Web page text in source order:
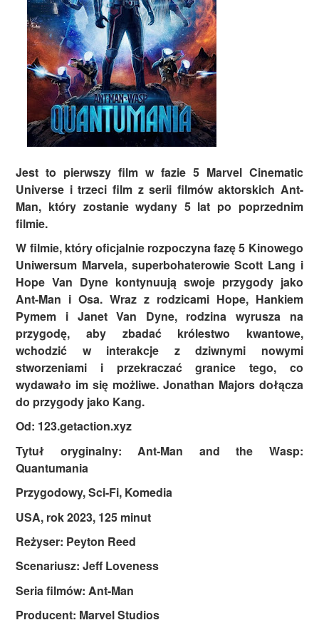
Jest to pierwszy film w fazie 5 Marvel Cinematic
Universe i trzeci film z serii filmów aktorskich Ant-
Man, który zostanie wydany 5 lat po poprzednim
filmie.
W filmie, który oficjalnie rozpoczyna fazę 5 Kinowego
Uniwersum Marvela, superbohaterowie Scott Lang i
Hope Van Dyne kontynuują swoje przygody jako
Ant-Man i Osa. Wraz z rodzicami Hope, Hankiem
Pymem i Janet Van Dyne, rodzina wyrusza na
przygodę, aby zbadać królestwo kwantowe,
wchodzić w interakcje z dziwnymi nowymi
stworzeniami i przekraczać granice tego, co
wydawało im się możliwe. Jonathan Majors dołącza
do przygody jako Kang.
Od: 123.getaction.xyz
Tytuł oryginalny: Ant-Man and the Wasp:
Quantumania
Przygodowy, Sci-Fi, Komedia
USA, rok 2023, 125 minut
Reżyser: Peyton Reed
Scenariusz: Jeff Loveness
Seria filmów: Ant-Man
Producent: Marvel Studios